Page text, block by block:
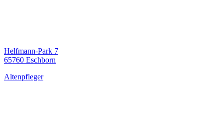
Helfmann-Park 7
65760 Eschborn
Altenpfleger